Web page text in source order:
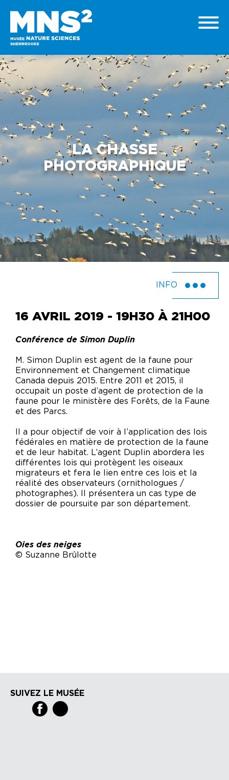
LA CHASSE
PHOTOGRAPHIQUE
INFO
16 AVRIL 2019 - 19H30 À 21H00
Conférence de Simon Duplin
M. Simon Duplin est agent de la faune pour
Environnement et Changement climatique
Canada depuis 2015. Entre 2011 et 2015, il
occupait un poste d’agent de protection de la
faune pour le ministère des Forêts, de la Faune
et des Parcs.
Il a pour objectif de voir à l’application des lois
fédérales en matière de protection de la faune
et de leur habitat. L’agent Duplin abordera les
différentes lois qui protègent les oiseaux
migrateurs et fera le lien entre ces lois et la
réalité des observateurs (ornithologues /
photographes). Il présentera un cas type de
dossier de poursuite par son département.
Oies des neiges
© Suzanne Brûlotte
SUIVEZ LE MUSÉE